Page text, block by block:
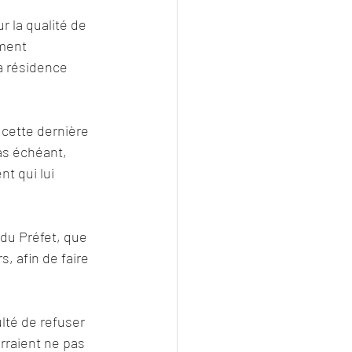
la qualité de
résidence
dernière
échéant,
qui lui
Préfet, que
afin de faire
de refuser
ne pas